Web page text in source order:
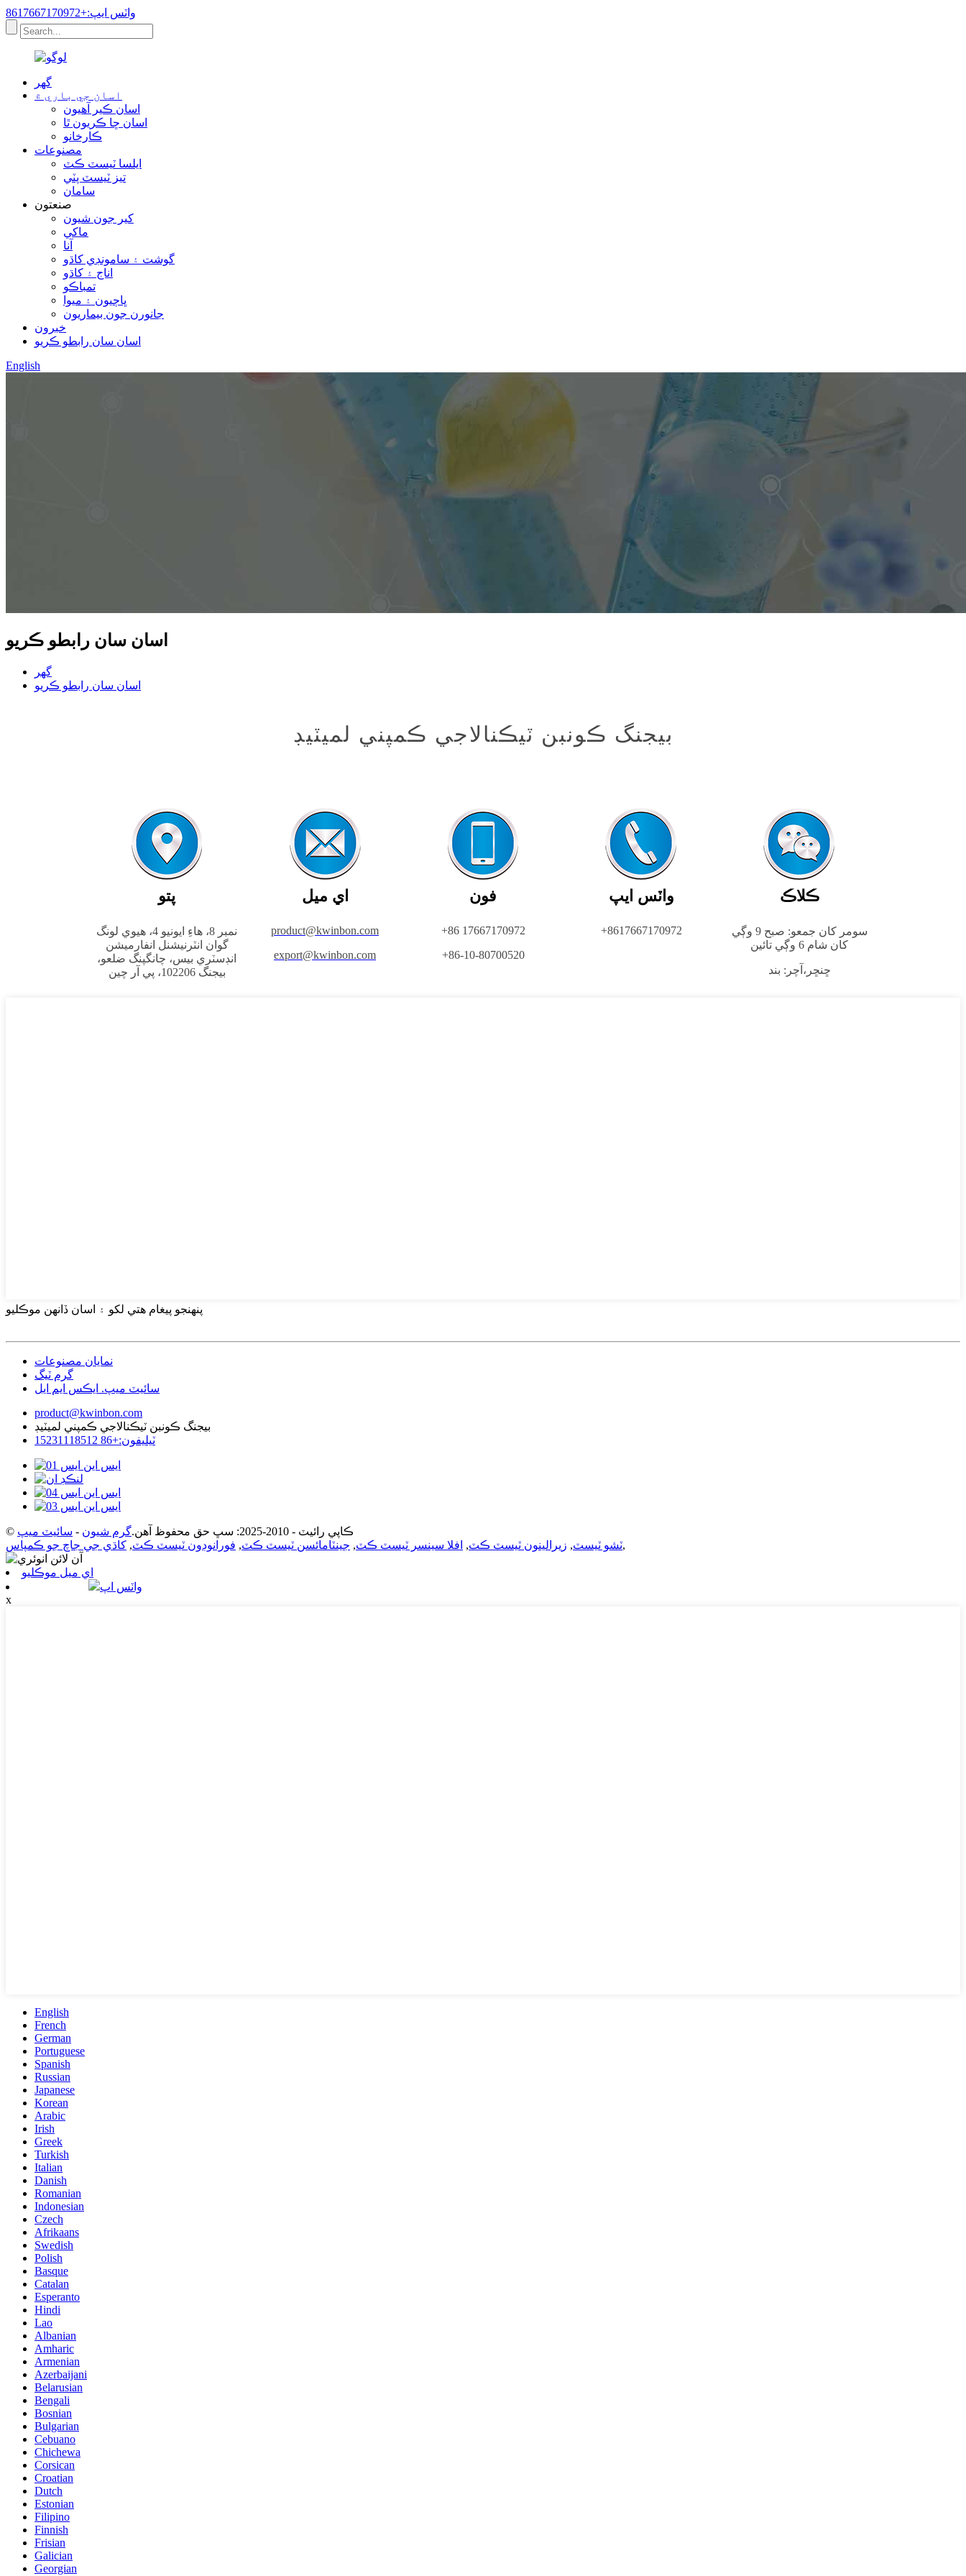
واٽس ايپ:+8617667170972
گھر
اسان جي باري ۾
اسان ڪير آهيون
اسان ڇا ڪريون ٿا
ڪارخانو
مصنوعات
ايلسا ٽيسٽ ڪٽ
تيز ٽيسٽ پٽي
سامان
صنعتون
کير جون شيون
ماکي
آنا
گوشت ۽ سامونڊي کاڌو
اناج ۽ کاڌو
تمباڪو
ڀاڄيون ۽ ميوا
جانورن جون بيماريون
خبرون
اسان سان رابطو ڪريو
English
اسان سان رابطو ڪريو
گھر
اسان سان رابطو ڪريو
بيجنگ ڪونبن ٽيڪنالاجي ڪمپني لميٽيڊ
پتو
نمبر 8، هاءِ ايونيو 4، هيوي لونگ
گوان انٽرنيشنل انفارميشن
انڊسٽري بيس، چانگپنگ ضلعو،
بيجنگ 102206، پي آر چين
اي ميل
product@kwinbon.com
export@kwinbon.com
فون
+86 17667170972
+86-10-80700520
واٽس ايپ
+8617667170972
ڪلاڪ
سومر کان جمعو: صبح 9 وڳي
کان شام 6 وڳي تائين
ڇنڇر، آچر: بند
پنهنجو پيغام هتي لکو ۽ اسان ڏانهن موڪليو
نمايان مصنوعات
گرم ٽيگ
سائيٽ ميپ. ايڪس ايم ايل
product@kwinbon.com
بيجنگ ڪونبن ٽيڪنالاجي ڪمپني لميٽيڊ
ٽيليفون:+86 15231118512
© ڪاپي رائيٽ - 2010-2025: سڀ حق محفوظ آهن. گرم شيون - سائيٽ ميپ
ٽشو ٽيسٽ, زيرالينون ٽيسٽ ڪٽ, افلا سينسر ٽيسٽ ڪٽ, جينٽامائسن ٽيسٽ ڪٽ, فورانوڊون ٽيسٽ ڪٽ, کاڌي جي جاچ جو ڪمپاس ,
اي ميل موڪليو
واٽس اپ
x
English
French
German
Portuguese
Spanish
Russian
Japanese
Korean
Arabic
Irish
Greek
Turkish
Italian
Danish
Romanian
Indonesian
Czech
Afrikaans
Swedish
Polish
Basque
Catalan
Esperanto
Hindi
Lao
Albanian
Amharic
Armenian
Azerbaijani
Belarusian
Bengali
Bosnian
Bulgarian
Cebuano
Chichewa
Corsican
Croatian
Dutch
Estonian
Filipino
Finnish
Frisian
Galician
Georgian